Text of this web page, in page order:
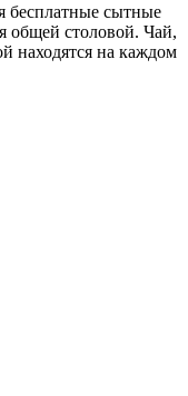
бесплатные сытные
общей столовой. Чай,
находятся на каждом